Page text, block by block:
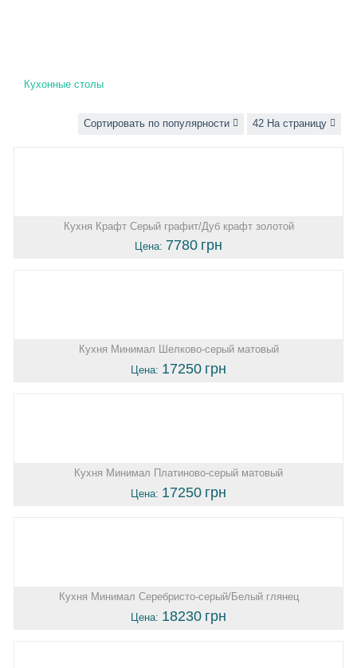
Кухонные столы
Сортировать по популярности 42 На страницу
Кухня Крафт Серый графит/Дуб крафт золотой
Цена: 7780 грн
Кухня Минимал Шелково-серый матовый
Цена: 17250 грн
Кухня Минимал Платиново-серый матовый
Цена: 17250 грн
Кухня Минимал Серебристо-серый/Белый глянец
Цена: 18230 грн